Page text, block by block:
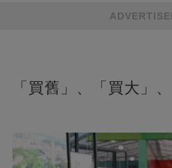
「買舊」、「買大」